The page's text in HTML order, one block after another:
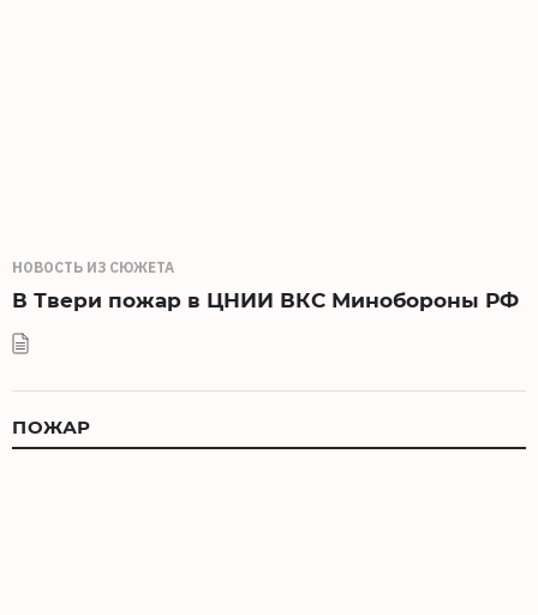
НОВОСТЬ ИЗ СЮЖЕТА
В Твери пожар в ЦНИИ ВКС Минобороны РФ
ПОЖАР